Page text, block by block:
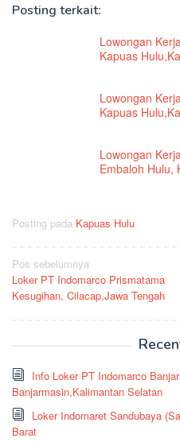
Posting terkait:
Lowongan
Kapuas
Lowongan
Kapuas
Lowongan
Embaloh Hulu,
Posting pada Kapuas Hulu
Navigasi
pos
Pos sebelumnya
Loker PT Indomarco Prismatama
Kesugihan, Cilacap,Jawa Tengah
Info Loker PT Indomarco
Banjarmasin,Kalimantan Selatan
Loker Indomaret Sandubaya
Barat